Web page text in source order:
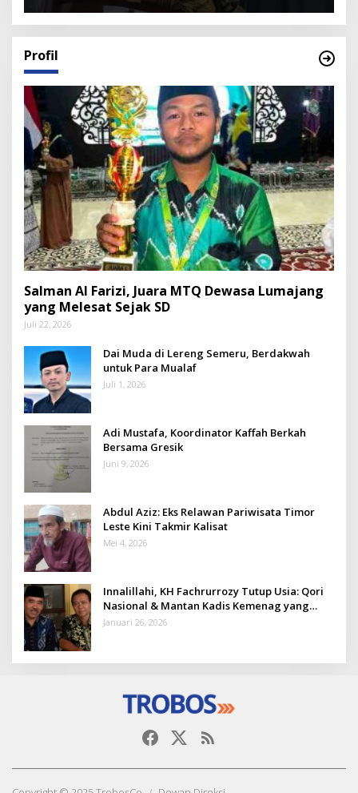
Profil
Salman Al Farizi, Juara MTQ Dewasa Lumajang
yang Melesat Sejak SD
Juli 22, 2026
Dai Muda di Lereng Semeru, Berdakwah
untuk Para Mualaf
Juli 1, 2026
Adi Mustafa, Koordinator Kaffah Berkah
Bersama Gresik
Juni 9, 2026
Abdul Aziz: Eks Relawan Pariwisata Timor
Leste Kini Takmir Kalisat
Mei 4, 2026
Innalillahi, KH Fachrurrozy Tutup Usia: Qori
Nasional & Mantan Kadis Kemenag yang
Penuh Teladan
Januari 26, 2026